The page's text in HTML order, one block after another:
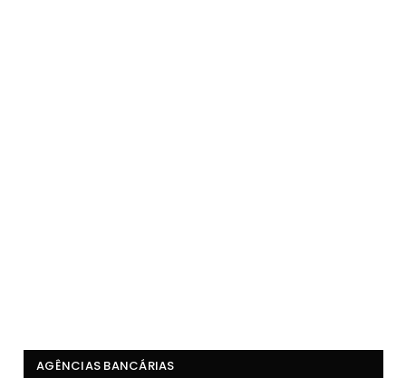
AGÊNCIAS BANCÁRIAS